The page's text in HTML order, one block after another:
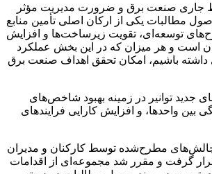
جاری صنعت برق و ضرورت مدیریت مؤثر
مطالبات یکی از ارکان اصلی تأمین منابع
توسعه‌ای، تقویت زیرساخت‌ها و افزایش
است و هر میزان که در این بخش عملکرد
باشیم، امکان تحقق اهداف صنعت برق
جدید توانیر در زمینه بهبود شاخص‌های
بین واحدها، و افزایش کارایی فرایندهای
چالش‌های مطرح‌شده توسط کارکنان و مدیران
گرفت و مقرر شد مجموعه‌ای از اقدامات